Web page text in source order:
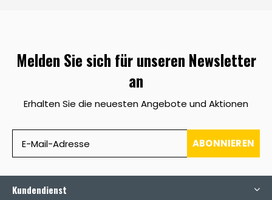
Melden Sie sich für unseren Newsletter
an
Erhalten Sie die neuesten Angebote und Aktionen
ABONNIEREN
Kundendienst